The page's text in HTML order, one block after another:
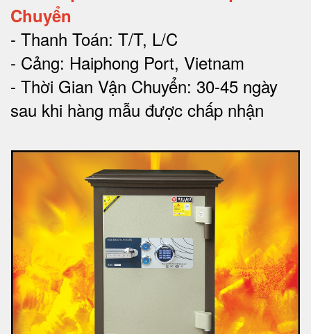
Chuyển
- Thanh Toán: T/T, L/C
- Cảng: Haiphong Port, Vietnam
- Thời Gian Vận Chuyển: 30-45 ngày
sau khi hàng mẫu được chấp nhận